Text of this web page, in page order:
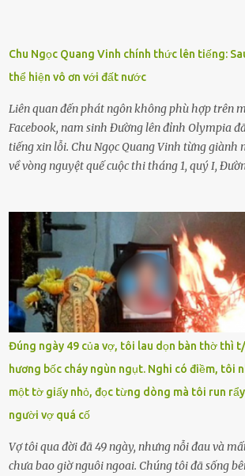
có biết gì đâu Nhiều người cứ coi trẻ còn nhỏ
lầm, thì họ cũng không trách mắng. Nhưng nếu
không dạy con cẩn...
Chu Ngọc Quang Vinh chính thức lên tiếng:
thể hiện vô ơn với đất nước
Liên quan đến phát ngôn không phù hợp trên
Facebook, nam sinh Đường lên đỉnh Olympia
tiếng xin lỗi. Chu Ngọc Quang Vinh từng giành
về vòng nguyệt quế cuộc thi tháng 1, quý I,
chưa phù hợp, gây xôn xao, bức xúc trong dư
Trường THPT Chuyên Nguyễn Tất Thành báo
khoản Chu Vinh là của học sinh Chu Ngọc
của nhà trường. Nam sinh này từng giành ngôi
vòng nguyệt quế cuộc thi tháng 1, quý I, Đường
năm thứ 24. Quá trình giáo dục, học sinh Chu
nhận thức được nội dung bài viết của bản thân
ngày 1.9 là chưa phù hợp nên đã chủ động gỡ
xin lỗi trên trang Facebook cá nhân. Chu Ngọc
với cơ quan chức năng. Ảnh: Đơn vị cung...
Đúng ngày 49 của vợ, tôi lau dọn bàn thờ thì
hương bốc cháy ngùn ngụt. Nghi có điềm, tôi
một tờ giấy nhỏ, đọc từng dòng mà tôi run
người vợ quá cố
Vợ tôi qua đời đã 49 ngày, nhưng nỗi đau và
chưa bao giờ nguôi ngoai. Chúng tôi đã sống